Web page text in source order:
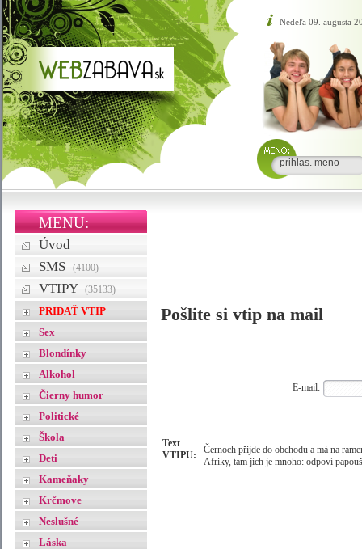
Nedeľa 09. augusta
MENU:
Úvod
SMS
(4100)
VTIPY (35133)
PRIDAŤ VTIP
Sex
Blondínky
Alkohol
Čierny humor
Politické
Škola
Deti
Kameňaky
Krčmove
Neslušné
Láska
Pošlite si vtip na mail
E-mail:
Text
VTIPU:
Černoch přijde do obchodu a má na
Afriky, tam jich je mnoho: odpoví